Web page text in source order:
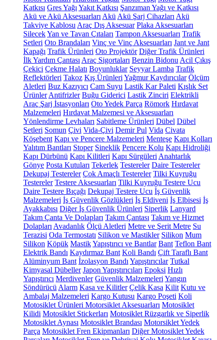
Katkısı Gres Yağı Yakıt Katkısı Şanzıman Yağı ve Katkısı
Akü ve Akü Aksesuarları Akü Akü Şarj Cihazları Akü
Takviye Kablosu Araç Dış Aksesuar Plaka Aksesuarları
SilecekYan ve Tavan Çıtaları Tampon Aksesuarları Trafik
Setleri Oto Brandaları Vinç ve Vinç Aksesuarları Jant ve Jant
Kapağı Trafik Ürünleri Oto Projektör Diğer Trafik Ürünleri
İlk Yardım Çantası Araç Sigortaları Benzin Bidonu Acil Çıkış
Çekici Çekme Halatı Boyunluklar Seyyar Lamba Trafik
Reflektörleri Takoz Kış Ürünleri Yağmur Kaydırıcılar Ölçüm
Aletleri Buz Kazıyıcı Cam Suyu Lastik Kar Paleti Kışlık Set
Ürünler Antifrizler Buğu Giderici Lastik Zinciri Elektrikli
Araç Şarj İstasyonları Oto Yedek Parça Römork Hırdavat
Malzemeleri Hırdavat Malzemesi ve Aksesuarları
Yönlendirme Levhaları Sabitleme Ürünleri Dübel Dübel
Setleri Somun Çivi Vida-Çivi Demir Pul Vida Civata
Köşebent Kapı ve Pencere Malzemeleri Menteşe Kapı Kolları
Yalıtım Bantları Stoper Sineklik Pencere Kolu Kapı Hidroliği
Kapı Dürbünü Kapı Kilitleri Kapı Sürgüleri Anahtarlık
Gönye Posta Kutuları Tekerlek Testereler Daire Testereler
Dekupaj Testereler Çok Amaçlı Testereler Tilki Kuyruğu
Testereler Testere Aksesuarları Tilki Kuyruğu Testere Ucu
Daire Testere Bıçağı Dekupaj Testere Ucu İş Güvenlik
Malzemeleri İş Güvenlik Gözlükleri İş Eldiveni İş Elbisesi İş
Ayakkabısı Diğer İş Güvenlik Ürünleri Siperlik Lanyard
Takım Çanta Ve Dolapları Takım Çantası Takım ve Hizmet
Dolapları Avadanlık Ölçü Aletleri Metre ve Şerit Metre Su
Terazisi Oda Termostatı Silikon ve Mastikler Silikon Mum
Silikon Köpük MastikYapıştırıcı ve Bantlar Bant Teflon Bant
Elektrik Bandı Kaydırmaz Bant Koli Bandı Çift Taraflı Bant
Alüminyum Bant İzolasyon Bandı Yapıştırıcılar Tutkal
Kimyasal Dübeller Japon Yapıştırıcıları Epoksi Hızlı
Yapıştırıcı Merdivenler Güvenlik Malzemeleri Yangın
Söndürücü Alarm Kasa ve Kilitler Çelik Kasa Kilit Kutu ve
Ambalaj Malzemeleri Kargo Kutusu Kargo Poşeti Koli
Motosiklet Ürünleri Motorsiklet Aksesuarları Motosiklet
Kilidi Motosiklet Stickerları Motosiklet Rüzgarlık ve Siperlik
Motosiklet Aynası Motosiklet Brandası Motorsiklet Yedek
Parça Motosiklet Fren Ekipmanları Diğer Motosiklet Yedek